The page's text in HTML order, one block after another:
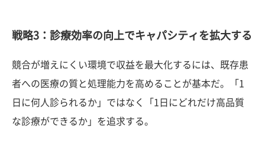
戦略3：診療効率の向上でキャパシティを拡大する
競合が増えにくい環境で収益を最大化するには、既存患
者への医療の質と処理能力を高めることが基本だ。「1
日に何人診られるか」ではなく「1日にどれだけ高品質
な診療ができるか」を追求する。